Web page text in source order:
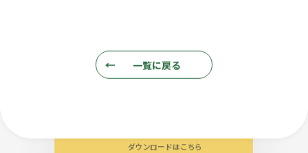
一覧に戻る
ダウンロードはこちら